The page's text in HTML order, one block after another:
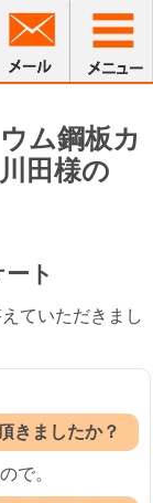
ム鋼板カ
田様の
ト
ていただきまし
きましたか？
で。